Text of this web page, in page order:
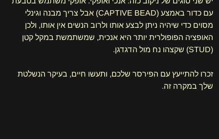
עם כדור באמצע (CAPTIVE BEAD) אבל צריך מבנה וגינלי
מסוים כדי שיהיה ניתן לבצע אותו ולרוב הנשים אין אותו, ולכן
האופציה הפופולרית יותר היא אנכית, שמשתמשת במקל קטן
(STUD) שקצהו נח מול הדגדגן.
זכרו להתייעץ עם הפירסר שלכם, ותעשו חיים, בעיקר הנשלטת
שלך במקרה זה.